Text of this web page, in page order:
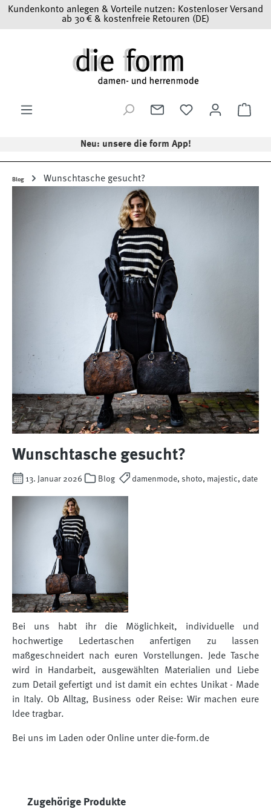
Zum Hauptinhalt springen
Kundenkonto anlegen & Vorteile nutzen: Kostenloser Versand
ab 30 € & kostenfreie Retouren (DE)
Neu: unsere die form App!
Blog Wunschtasche gesucht?
Wunschtasche gesucht?
13. Januar 2026 Blog damenmode, shoto, majestic, date
Bei uns habt ihr die Möglichkeit, individuelle und
hochwertige Ledertaschen anfertigen zu lassen
maßgeschneidert nach euren Vorstellungen. Jede Tasche
wird in Handarbeit, ausgewählten Materialien und Liebe
zum Detail gefertigt und ist damit ein echtes Unikat - Made
in Italy. Ob Alltag, Business oder Reise: Wir machen eure
Idee tragbar.
Bei uns im Laden oder Online unter die-form.de
Produktgalerie überspringen
Zugehörige Produkte